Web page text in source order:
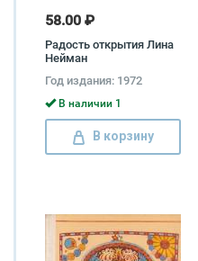
58.00 ₽
Радость открытия Лина
Нейман
Год издания: 1972
В наличии 1
В корзину